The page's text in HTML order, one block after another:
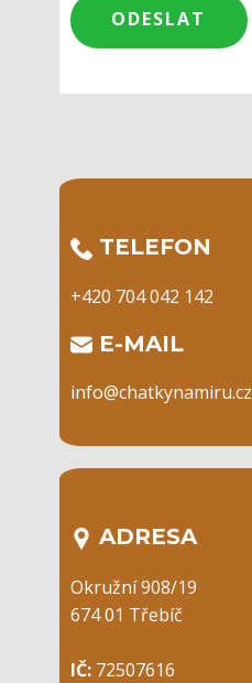
​TELEFON
+420 704 042 142
​E-MAIL
info@chatkynamiru.cz
ADRESA
Okružní 908/19
674 01 Třebíč
IČ: 72507616